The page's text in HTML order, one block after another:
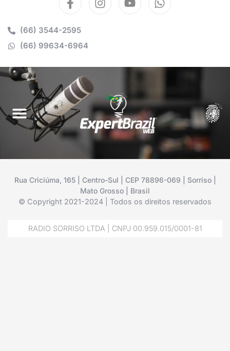
(66) 3544-2595
(66) 99634-6964
Rua Criciúma, 165 | Centro-Sul | CEP 78896-069 | Sorriso |
Mato Grosso | Brasil
© Copyright 2021-2024 | Todos os direitos reservados
RADIO SORRISO LTDA | CNPJ 00.959.015/0001-81